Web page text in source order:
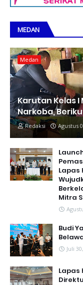
MEDAN
Medan
Karutan Kelas
Narkoba,
Redaksi Agustus
Lapas
Mitra
Budi
Juli
Lapas